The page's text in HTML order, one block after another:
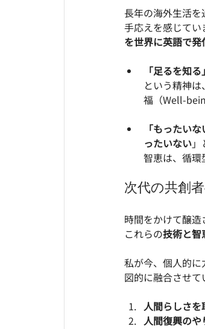
長年の海外生活を
手応えを感じて
を世界に英語で発
「足るを知
という精神
福（Well-
「もったい
ったいない」
智恵は、循環
次代の共創
時間をかけて醸
これらの技術と智
私が今、個人的
図的に融合させて
人間らしさを
人間復興のや